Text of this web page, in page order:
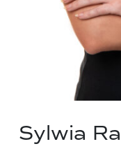
Sylwia